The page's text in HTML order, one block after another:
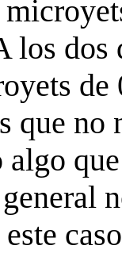
los dos
que no